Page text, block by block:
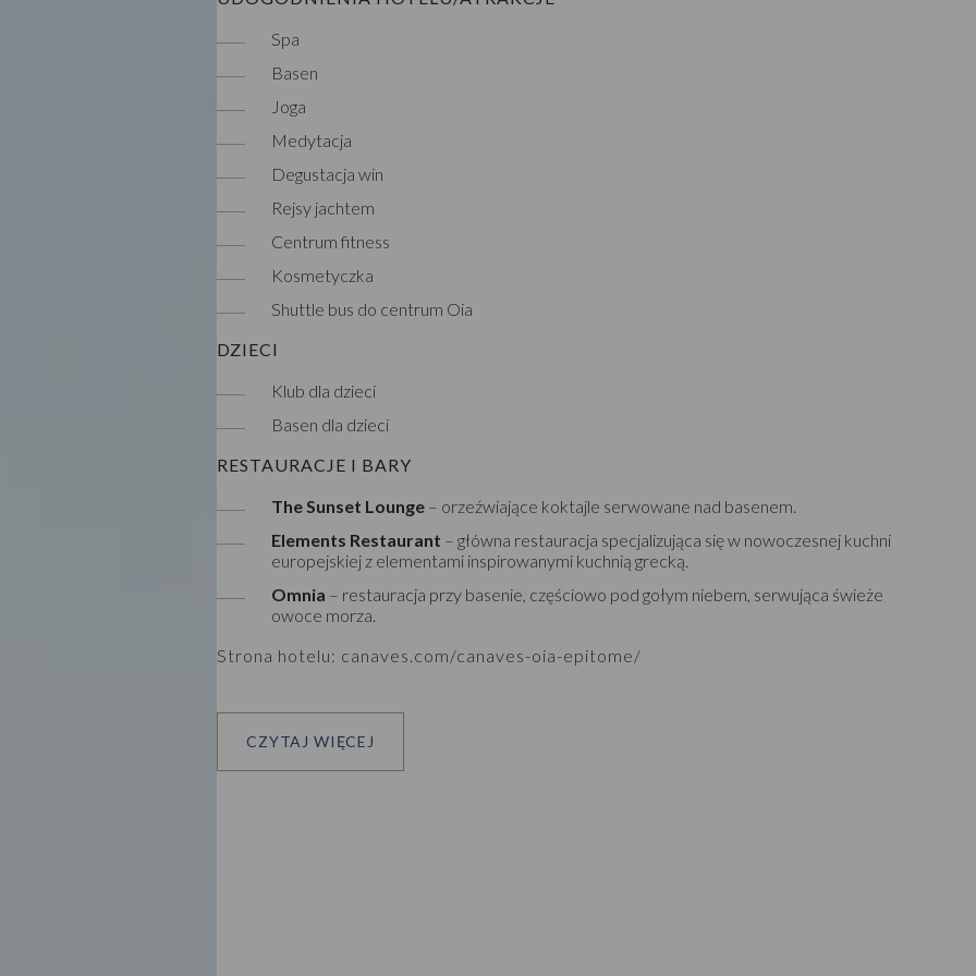
Spa
Basen
Joga
Medytacja
Degustacja win
Rejsy jachtem
Centrum fitness
Kosmetyczka
Shuttle bus do centrum Oia
DZIECI
Klub dla dzieci
Basen dla dzieci
RESTAURACJE I BARY
The Sunset Lounge – orzeźwiające koktajle serwowane nad basenem.
Elements Restaurant – główna restauracja specjalizująca się w nowoczesnej kuchni
europejskiej z elementami inspirowanymi kuchnią grecką.
Omnia – restauracja przy basenie, częściowo pod gołym niebem, serwująca świeże
owoce morza.
Strona hotelu: canaves.com/canaves-oia-epitome/
CZYTAJ WIĘCEJ